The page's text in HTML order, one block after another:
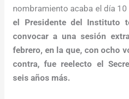
nombramiento acaba el día
el Presidente del Instituto
convocar a una sesión
febrero, en la que, con ocho
contra, fue reelecto el
seis años más.